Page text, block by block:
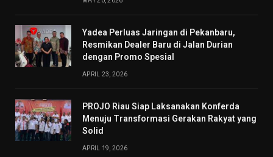
Yadea Perluas Jaringan di Pekanbaru,
Resmikan Dealer Baru di Jalan Durian
dengan Promo Spesial
APRIL 23, 2026
PROJO Riau Siap Laksanakan Konferda
Menuju Transformasi Gerakan Rakyat yang
Solid
APRIL 19, 2026